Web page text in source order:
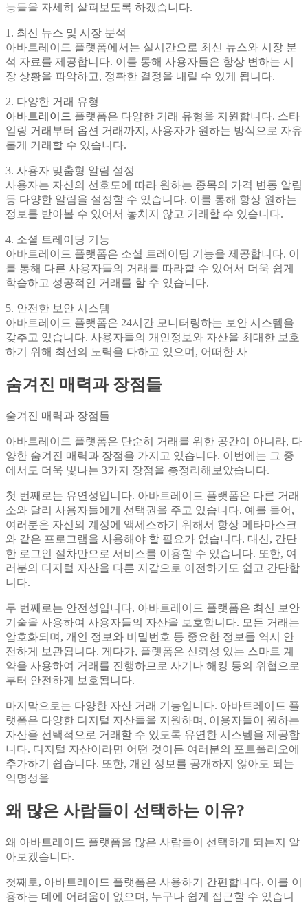
능들을 자세히 살펴보도록 하겠습니다.
1. 최신 뉴스 및 시장 분석
아바트레이드 플랫폼에서는 실시간으로 최신 뉴스와 시장 분
석 자료를 제공합니다. 이를 통해 사용자들은 항상 변하는 시
장 상황을 파악하고, 정확한 결정을 내릴 수 있게 됩니다.
2. 다양한 거래 유형
아바트레이드 플랫폼은 다양한 거래 유형을 지원합니다. 스타
일링 거래부터 옵션 거래까지, 사용자가 원하는 방식으로 자유
롭게 거래할 수 있습니다.
3. 사용자 맞춤형 알림 설정
사용자는 자신의 선호도에 따라 원하는 종목의 가격 변동 알림
등 다양한 알림을 설정할 수 있습니다. 이를 통해 항상 원하는
정보를 받아볼 수 있어서 놓치지 않고 거래할 수 있습니다.
4. 소셜 트레이딩 기능
아바트레이드 플랫폼은 소셜 트레이딩 기능을 제공합니다. 이
를 통해 다른 사용자들의 거래를 따라할 수 있어서 더욱 쉽게
학습하고 성공적인 거래를 할 수 있습니다.
5. 안전한 보안 시스템
아바트레이드 플랫폼은 24시간 모니터링하는 보안 시스템을
갖추고 있습니다. 사용자들의 개인정보와 자산을 최대한 보호
하기 위해 최선의 노력을 다하고 있으며, 어떠한 사
숨겨진 매력과 장점들
숨겨진 매력과 장점들
아바트레이드 플랫폼은 단순히 거래를 위한 공간이 아니라, 다
양한 숨겨진 매력과 장점을 가지고 있습니다. 이번에는 그 중
에서도 더욱 빛나는 3가지 장점을 총정리해보았습니다.
첫 번째로는 유연성입니다. 아바트레이드 플랫폼은 다른 거래
소와 달리 사용자들에게 선택권을 주고 있습니다. 예를 들어,
여러분은 자신의 계정에 액세스하기 위해서 항상 메타마스크
와 같은 프로그램을 사용해야 할 필요가 없습니다. 대신, 간단
한 로그인 절차만으로 서비스를 이용할 수 있습니다. 또한, 여
러분의 디지털 자산을 다른 지갑으로 이전하기도 쉽고 간단합
니다.
두 번째로는 안전성입니다. 아바트레이드 플랫폼은 최신 보안
기술을 사용하여 사용자들의 자산을 보호합니다. 모든 거래는
암호화되며, 개인 정보와 비밀번호 등 중요한 정보들 역시 안
전하게 보관됩니다. 게다가, 플랫폼은 신뢰성 있는 스마트 계
약을 사용하여 거래를 진행하므로 사기나 해킹 등의 위협으로
부터 안전하게 보호됩니다.
마지막으로는 다양한 자산 거래 기능입니다. 아바트레이드 플
랫폼은 다양한 디지털 자산들을 지원하며, 이용자들이 원하는
자산을 선택적으로 거래할 수 있도록 유연한 시스템을 제공합
니다. 디지털 자산이라면 어떤 것이든 여러분의 포트폴리오에
추가하기 쉽습니다. 또한, 개인 정보를 공개하지 않아도 되는
익명성을
왜 많은 사람들이 선택하는 이유?
왜 아바트레이드 플랫폼을 많은 사람들이 선택하게 되는지 알
아보겠습니다.
첫째로, 아바트레이드 플랫폼은 사용하기 간편합니다. 이를 이
용하는 데에 어려움이 없으며, 누구나 쉽게 접근할 수 있습니